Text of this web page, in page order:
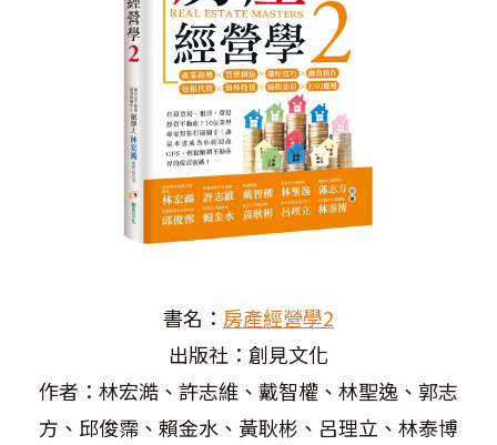
書名： 房產經營學2
出版社：創見文化
作者：林宏澔、許志維、戴智權、林聖逸、郭志
方、邱俊霈、賴金水、黃耿彬、呂理立、林泰博